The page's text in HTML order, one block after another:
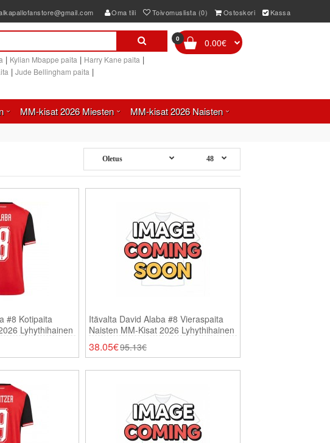
Oma tili Toivomuslista (0) Ostoskori Kassa
| Kylian Mbappe paita | Harry Kane paita |
| Jude Bellingham paita |
0 0.00€
MM-kisat 2026 Miesten MM-kisat 2026 Naisten
#8 Kotipaita
Lyhythihainen
Itävalta David Alaba #8 Vieraspaita
Naisten MM-Kisat 2026 Lyhythihainen
38.05€95.13€